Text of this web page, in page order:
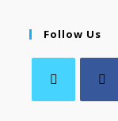
Follow Us